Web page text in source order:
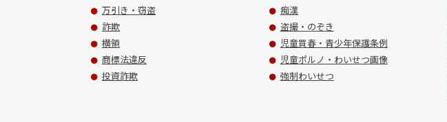
万引き・窃盗
詐欺
横領
商標法違反
投資詐欺
痴漢
盗撮・のぞき
児童買春・青少年保護条例
児童ポルノ・わいせつ画像
強制わいせつ